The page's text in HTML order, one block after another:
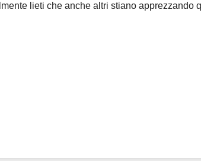
lieti che anche altri stiano apprezzando